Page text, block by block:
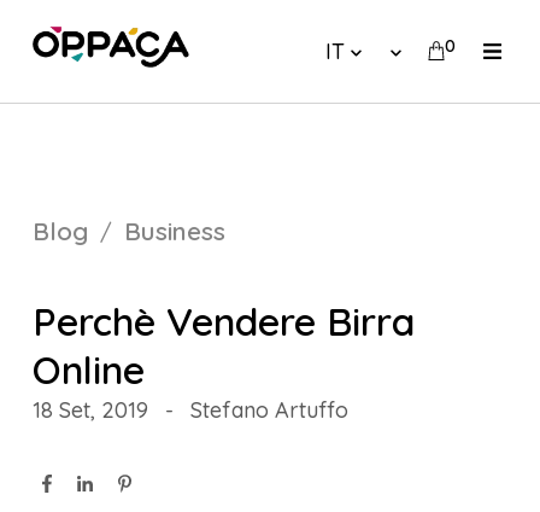
IT 0
Blog Business
Perchè Vendere Birra
Online
18 Set, 2019 - Stefano Artuffo